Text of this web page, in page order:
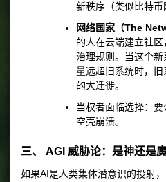
新秩序（类似比特币
网络国家（The
的人在云端建立社
治理规则。当这个
量远超旧系统时，旧
的大迁徙。
当权者面临选择：
空壳崩溃。
三、 AGI 威胁论：是神还是魔
如果AI是人类集体潜意识的投射